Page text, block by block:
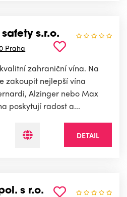
safety s.r.o.
Praha
zahraniční vína. Na
zakoupit nejlepší vína
Alzinger nebo Max
poskytují radost a...
DETAIL
s r.o.